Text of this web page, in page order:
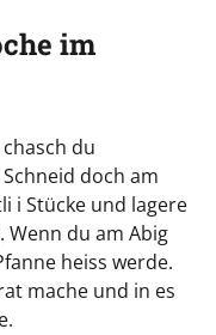
im
du
doch am
i Stücke und lagere
Wenn du am Abig
heiss werde.
mache und in es